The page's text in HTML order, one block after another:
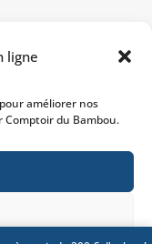
ligne
améliorer nos
Comptoir du Bambou.